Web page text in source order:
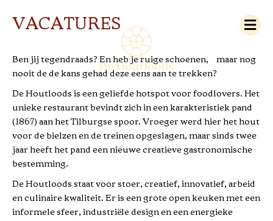
M
e
u
VACATURES
Ben jij tegendraads? En heb je ruige schoenen, maar nog
nooit de de kans gehad deze eens aan te trekken?
De Houtloods is een geliefde hotspot voor foodlovers. Het
unieke restaurant bevindt zich in een karakteristiek pand
(1867) aan het Tilburgse spoor. Vroeger werd hier het hout
voor de bielzen en de treinen opgeslagen, maar sinds twee
jaar heeft het pand een nieuwe creatieve gastronomische
bestemming.
De Houtloods staat voor stoer, creatief, innovatief, arbeid
en culinaire kwaliteit. Er is een grote open keuken met een
informele sfeer, industriële design en een energieke